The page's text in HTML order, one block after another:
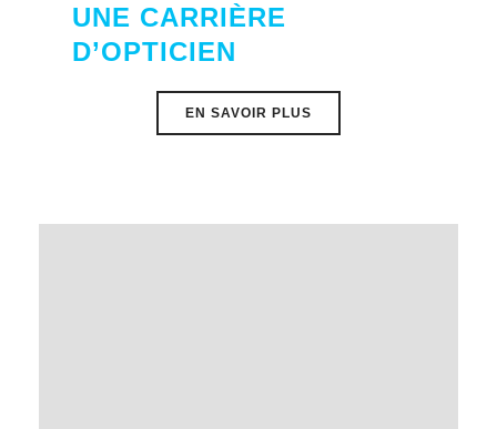
UNE CARRIÈRE
D’OPTICIEN
EN SAVOIR PLUS